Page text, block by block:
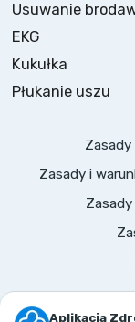
Aplikacja
Usuwanie
EKG
Kukułka
Płukanie uszu
©2026
Zasady i